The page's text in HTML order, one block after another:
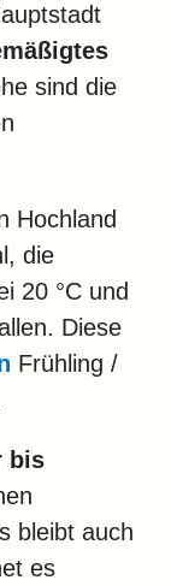
sind die
Hochland
die
20 °C und
Diese
Frühling /
bis
bleibt auch
es